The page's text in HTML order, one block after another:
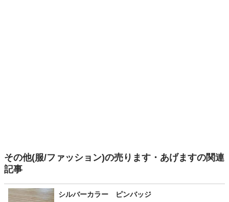
その他(服/ファッション)の売ります・あげますの関連
記事
シルバーカラー ピンバッジ